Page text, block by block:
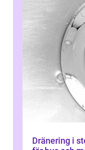
Dränering i stockholm